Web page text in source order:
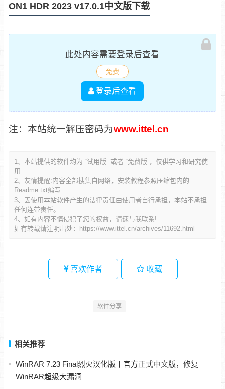
ON1 HDR 2023 v17.0.1中文版下载
此处内容需要登录后查看
免费
登录后查看
注：本站统一解压密码为www.ittel.cn
1、本站提供的软件均为 “试用版” 或者 “免费版”，仅供学习和研究使
用
2、友情提醒:内容全部搜集自网络，安装教程参照压缩包内的
Readme.txt编写
3、因使用本站软件产生的法律责任由使用者自行承担，本站不承担
任何连带责任。
4、如有内容不慎侵犯了您的权益，请速与我联系!
如有转载请注明出处：
https://www.ittel.cn/archives/11692.html
喜欢作者 收藏
软件分享
相关推荐
WinRAR 7.23 Final烈火汉化版丨官方正式中文版，修复
WinRAR超级大漏洞